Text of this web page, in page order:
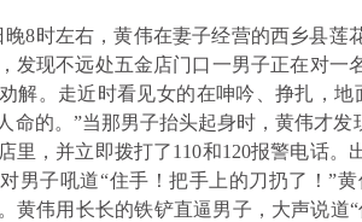
晚8时左右，黄伟在妻子经营的西乡县
发现不远处五金店门口一男子正在对
解。走近时看见女的在呻吟、挣扎，
命的。”当那男子抬头起身时，黄伟才
里，并立即拨打了110和120报警电话
男子吼道“住手！把手上的刀扔了！”
黄伟用长长的铁铲直逼男子，大声说